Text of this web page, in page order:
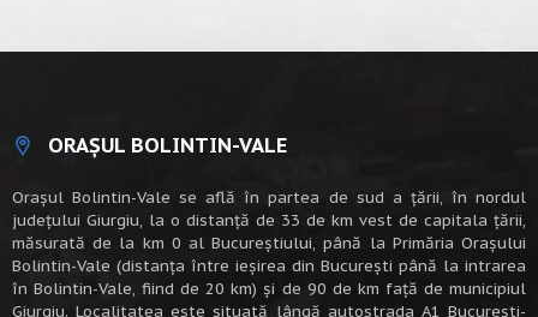
ORAȘUL BOLINTIN-VALE
Oraşul Bolintin-Vale se află în partea de sud a ţării, în nordul
judeţului Giurgiu, la o distanţă de 33 de km vest de capitala țării,
măsurată de la km 0 al Bucureștiului, până la Primăria Orașului
Bolintin-Vale (distanța între ieșirea din București până la intrarea
în Bolintin-Vale, fiind de 20 km) şi de 90 de km faţă de municipiul
Giurgiu. Localitatea este situată lângă autostrada A1 Bucureşti-